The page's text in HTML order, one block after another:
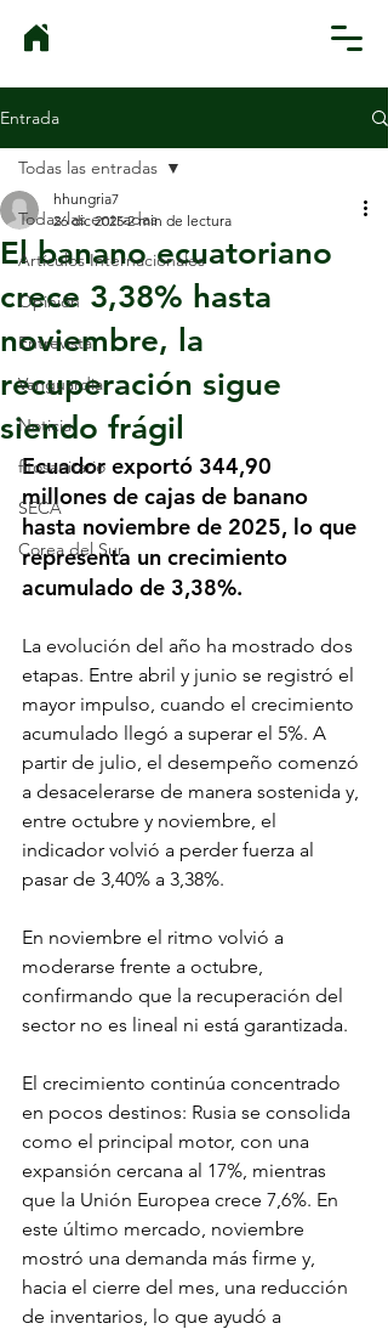
Entrada
Todas las entradas
Artículos Internacionales
Opinión
Entrevista
Vanguardia
Noticia
fitosanitario
SECA
Corea del Sur
Todas las entradas
El banano ecuatoriano
crece 3,38% hasta
noviembre, la
recuperación sigue
siendo frágil
hhungria7
26 dic 2025 2 min de lectura
Ecuador exportó 344,90
millones de cajas de banano
hasta noviembre de 2025, lo que
representa un crecimiento
acumulado de 3,38%.
La evolución del año ha mostrado dos
etapas. Entre abril y junio se registró el
mayor impulso, cuando el crecimiento
acumulado llegó a superar el 5%. A
partir de julio, el desempeño comenzó
a desacelerarse de manera sostenida y,
entre octubre y noviembre, el
indicador volvió a perder fuerza al
pasar de 3,40% a 3,38%.
En noviembre el ritmo volvió a
moderarse frente a octubre,
confirmando que la recuperación del
sector no es lineal ni está garantizada.
El crecimiento continúa concentrado
en pocos destinos: Rusia se consolida
como el principal motor, con una
expansión cercana al 17%, mientras
que la Unión Europea crece 7,6%. En
este último mercado, noviembre
mostró una demanda más firme y,
hacia el cierre del mes, una reducción
de inventarios, lo que ayudó a